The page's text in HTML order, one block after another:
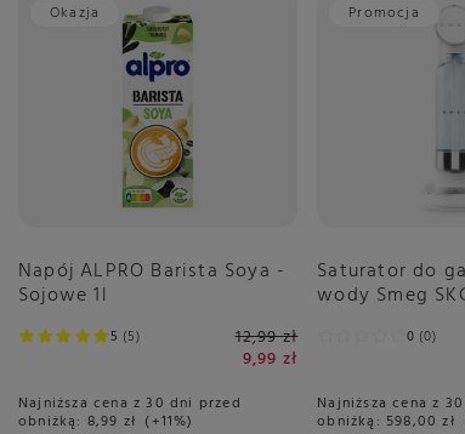
Okazja
5 5
Napój ALPRO Barista Soya -
Sojowe 1l
12,99 zł
9,99 zł
Najniższa cena z 30 dni przed
obniżką: 8,99 zł +11%
Promocja
0 0
Saturator do
wody Smeg
Najniższa cena z
obniżką: 598,00 zł